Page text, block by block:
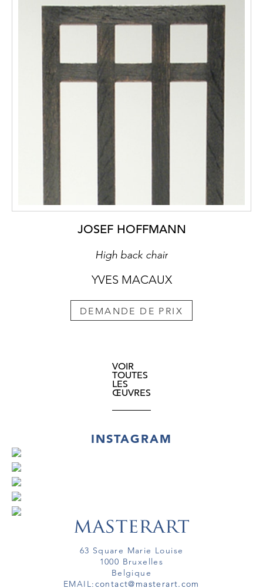
JOSEF HOFFMANN
High back chair
YVES MACAUX
DEMANDE DE PRIX
VOIR
TOUTES
LES
ŒUVRES
INSTAGRAM
63 Square Marie Louise
1000 Bruxelles
Belgique
EMAIL:contact@masterart.com